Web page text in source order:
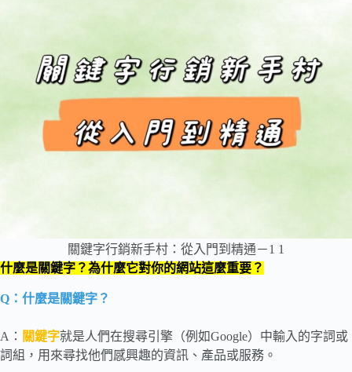
關鍵字行銷新手村：從入門到精通－1 1
什麼是關鍵字？為什麼它對你的網站這麼重要？
Q：什麼是關鍵字？
A： 關鍵字就是人們在搜尋引擎（例如Google）中輸入的字詞或
詞組，用來尋找他們感興趣的資訊、產品或服務。